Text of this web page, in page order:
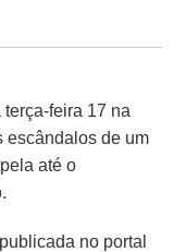
feira 17 na
escândalos de um
até o
no portal